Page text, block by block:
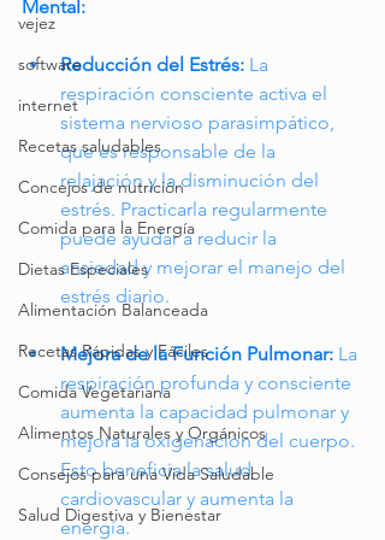
vejez
software
internet
Recetas saludables
Concejos de nutrición
Comida para la Energía
Dietas Especiales
Alimentación Balanceada
Recetas Rápidas y Fáciles
Comida Vegetariana
Alimentos Naturales y Orgánicos
Consejos para una Vida Saludable
Salud Digestiva y Bienestar
Mental:
Reducción del Estrés: La
respiración consciente activa el
sistema nervioso parasimpático,
que es responsable de la
relajación y la disminución del
estrés. Practicarla regularmente
puede ayudar a reducir la
ansiedad y mejorar el manejo del
estrés diario.
Mejora de la Función Pulmonar: La
respiración profunda y consciente
aumenta la capacidad pulmonar y
mejora la oxigenación del cuerpo.
Esto beneficia la salud
cardiovascular y aumenta la
energía.